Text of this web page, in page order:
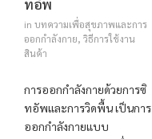
ทอัพ
in บทความเพื่อสุขภาพและการ
ออกกำลังกาย, วิธีการใช้งาน
สินค้า
การออกกำลังกายด้วยการซิ
ทอัพและการวิดพื้น เป็นการ
ออกกำลังกายแบบ